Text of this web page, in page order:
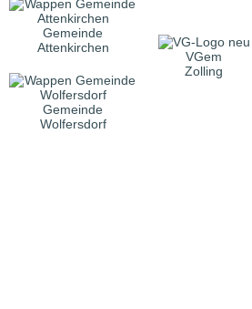
Gemeinde
Attenkirchen
VGem
Zolling
Gemeinde
Wolfersdorf